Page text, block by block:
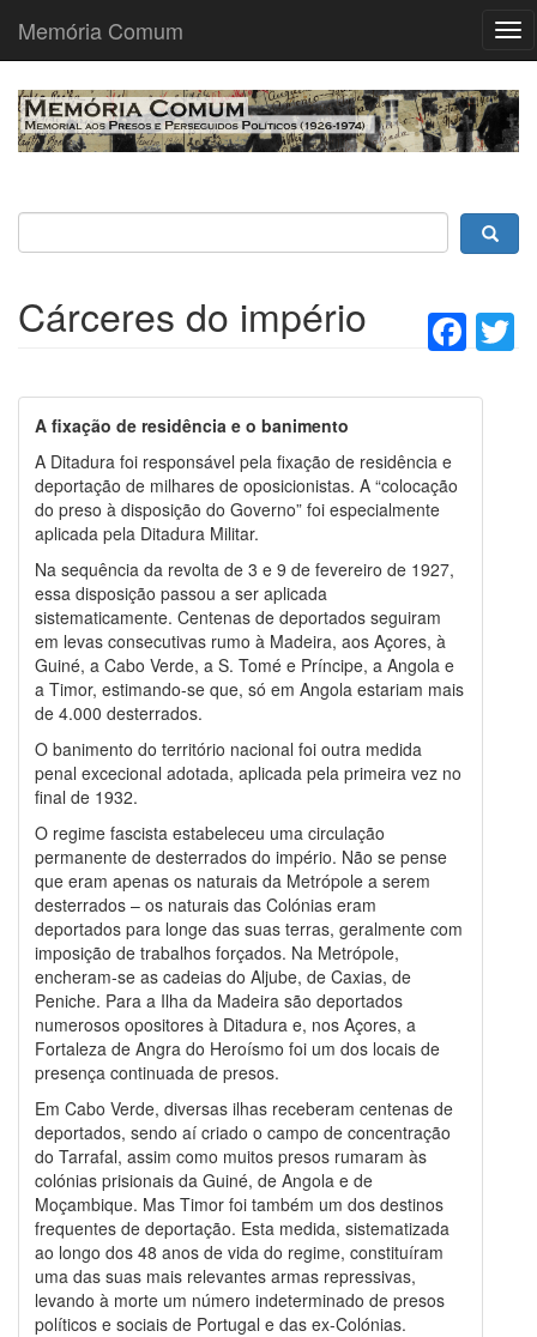
Passar
para
Memória Comum
Cárceres do império
A fixação de residência e o banimento
A Ditadura foi responsável pela fixação de residência e
deportação de milhares de oposicionistas. A “colocação
do preso à disposição do Governo” foi especialmente
aplicada pela Ditadura Militar.
Na sequência da revolta de 3 e 9 de fevereiro de 1927,
essa disposição passou a ser aplicada
sistematicamente. Centenas de deportados seguiram
em levas consecutivas rumo à Madeira, aos Açores, à
Guiné, a Cabo Verde, a S. Tomé e Príncipe, a Angola e
a Timor, estimando-se que, só em Angola estariam mais
de 4.000 desterrados.
O banimento do território nacional foi outra medida
penal excecional adotada, aplicada pela primeira vez no
final de 1932.
O regime fascista estabeleceu uma circulação
permanente de desterrados do império. Não se pense
que eram apenas os naturais da Metrópole a serem
desterrados – os naturais das Colónias eram
deportados para longe das suas terras, geralmente com
imposição de trabalhos forçados. Na Metrópole,
encheram-se as cadeias do Aljube, de Caxias, de
Peniche. Para a Ilha da Madeira são deportados
numerosos opositores à Ditadura e, nos Açores, a
Fortaleza de Angra do Heroísmo foi um dos locais de
presença continuada de presos.
Em Cabo Verde, diversas ilhas receberam centenas de
deportados, sendo aí criado o campo de concentração
do Tarrafal, assim como muitos presos rumaram às
colónias prisionais da Guiné, de Angola e de
Moçambique. Mas Timor foi também um dos destinos
frequentes de deportação. Esta medida, sistematizada
ao longo dos 48 anos de vida do regime, constituíram
uma das suas mais relevantes armas repressivas,
levando à morte um número indeterminado de presos
políticos e sociais de Portugal e das ex-Colónias.